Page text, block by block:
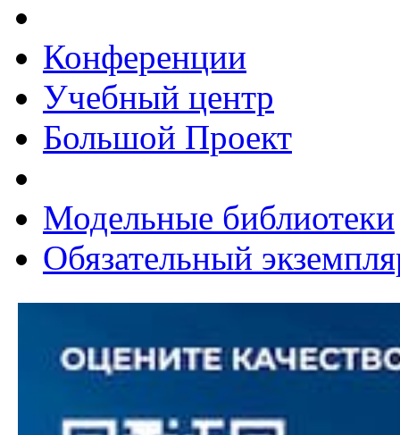
Конференции
Учебный центр
Большой Проект
Модельные библиотеки
Обязательный